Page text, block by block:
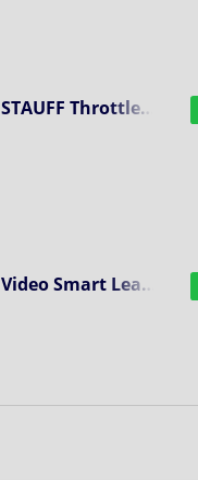
STAUFF Throttle…
Video Smart Lea…